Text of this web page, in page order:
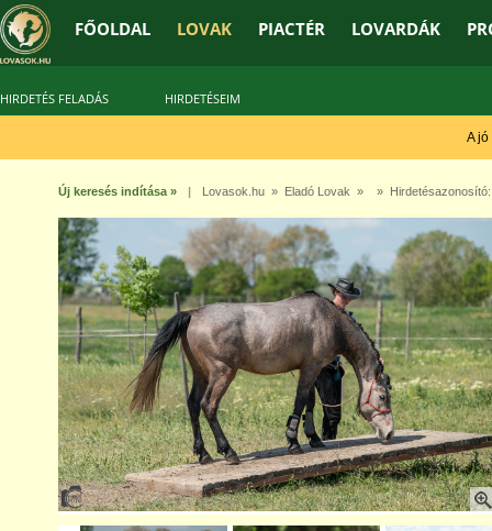
FŐOLDAL LOVAK PIACTÉR LOVARDÁK
HIRDETÉS FELADÁS HIRDETÉSEIM
A jó
Új keresés indítása » | Lovasok.hu» Eladó Lovak » »